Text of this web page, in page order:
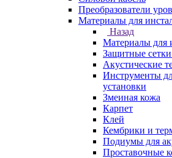
Преобразователи
Материалы для
Назад
Материалы для
Защитные
Акустические
Инструменты
установки
Змеиная кожа
Карпет
Клей
Кембрики и
Подиумы для
Проставочные